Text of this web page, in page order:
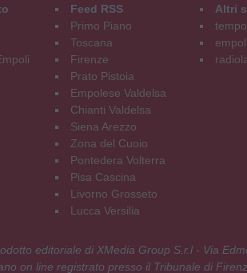
Feed RSS
Primo Piano
Toscana
Firenze
Prato Pistoia
Empolese Valdelsa
Chianti Valdelsa
Siena Arezzo
Zona del Cuoio
Pontedera Volterra
Pisa Cascina
Livorno Grosseto
Lucca Versilia
Altri
editoriale di XMedia Group S.r.l - Via
on line registrato presso il Tribunale di